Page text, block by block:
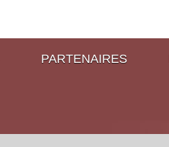
PARTENAIRES